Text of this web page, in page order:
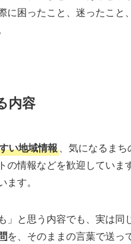
に困ったこと、迷ったこ
内容
い地域情報、気になるま
の情報などを歓迎してい
す。
」と思う内容でも、実は
を、そのままの言葉で送っ